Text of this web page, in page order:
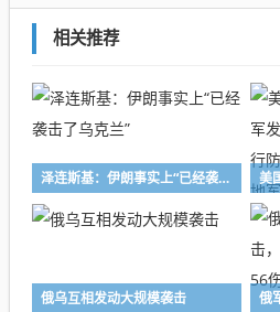
相关推荐
泽连斯基：伊朗事实上“已经袭击了乌克兰”
俄乌互相发动大规模袭击